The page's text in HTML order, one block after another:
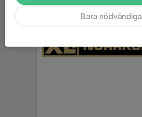
Bara nödvändiga